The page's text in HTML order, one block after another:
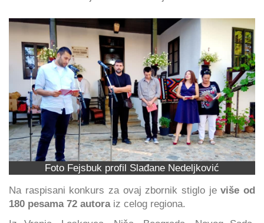
Foto Fejsbuk profil Slađane Nedeljković
Na raspisani konkurs za ovaj zbornik stiglo jeviše od
180 pesama 72 autoraiz celog regiona.